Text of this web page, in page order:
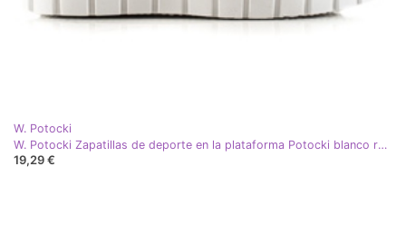
W. Potocki
W. Potocki Zapatillas de deporte en la plataforma Potocki blanco rosa
19,29 €